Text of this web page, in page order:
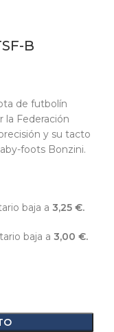
B
de futbolín
la Federación
y su tacto
foots Bonzini.
baja a 3,25 €.
baja a 3,00 €.